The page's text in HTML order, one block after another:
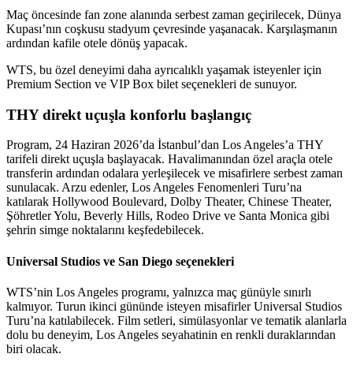
Maç öncesinde fan zone alanında serbest zaman geçirilecek, Dünya
Kupası’nın coşkusu stadyum çevresinde yaşanacak. Karşılaşmanın
ardından kafile otele dönüş yapacak.
WTS, bu özel deneyimi daha ayrıcalıklı yaşamak isteyenler için
Premium Section ve VIP Box bilet seçenekleri de sunuyor.
THY direkt uçuşla konforlu başlangıç
Program, 24 Haziran 2026’da İstanbul’dan Los Angeles’a THY
tarifeli direkt uçuşla başlayacak. Havalimanından özel araçla otele
transferin ardından odalara yerleşilecek ve misafirlere serbest zaman
sunulacak. Arzu edenler, Los Angeles Fenomenleri Turu’na
katılarak Hollywood Boulevard, Dolby Theater, Chinese Theater,
Şöhretler Yolu, Beverly Hills, Rodeo Drive ve Santa Monica gibi
şehrin simge noktalarını keşfedebilecek.
Universal Studios ve San Diego seçenekleri
WTS’nin Los Angeles programı, yalnızca maç günüyle sınırlı
kalmıyor. Turun ikinci gününde isteyen misafirler Universal Studios
Turu’na katılabilecek. Film setleri, simülasyonlar ve tematik alanlarla
dolu bu deneyim, Los Angeles seyahatinin en renkli duraklarından
biri olacak.